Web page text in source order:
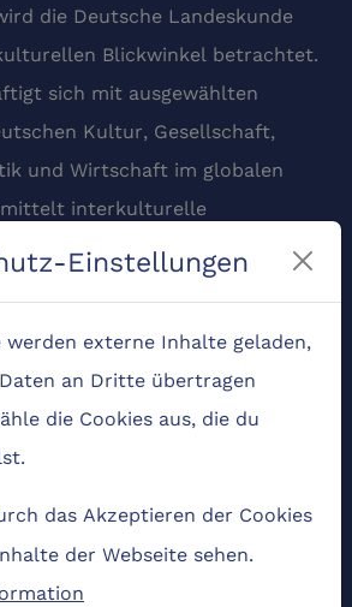
Einstellungen
werden externe Inhalte geladen,
an Dritte übertragen
die Cookies aus, die du
das Akzeptieren der Cookies
der Webseite sehen.
die Deutsche Landeskunde
Blickwinkel betrachtet.
sich mit ausgewählten
Kultur, Gesellschaft,
und Wirtschaft im globalen
interkulturelle
folgen die Kapitel
Geschichte, Wirtschaft
ist der Kurs auf die
von